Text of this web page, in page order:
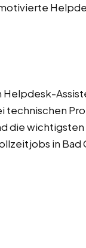
Helpdesk-
technischen
die
in Bad